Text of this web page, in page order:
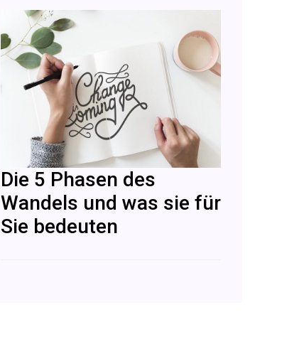
Die 5 Phasen des
Wandels und was sie für
Sie bedeuten